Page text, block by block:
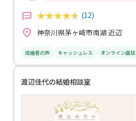
(12)
神奈川県茅ヶ崎市南湖 近辺
成婚者の声 キャッシュレス オンライン面談
渡辺佳代の結婚相談室